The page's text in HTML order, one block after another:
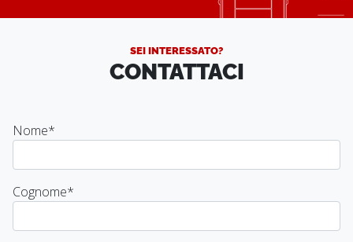
SEI INTERESSATO?
CONTATTACI
Nome*
Cognome*